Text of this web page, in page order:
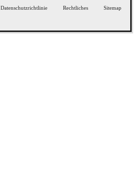
Datenschutzrichtlinie Rechtliches Sitemap